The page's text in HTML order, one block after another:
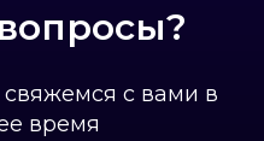
свяжемся с вами в
время